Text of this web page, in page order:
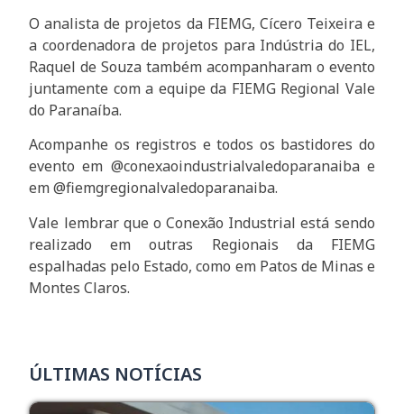
O analista de projetos da FIEMG, Cícero Teixeira e
a coordenadora de projetos para Indústria do IEL,
Raquel de Souza também acompanharam o evento
juntamente com a equipe da FIEMG Regional Vale
do Paranaíba.
Acompanhe os registros e todos os bastidores do
evento em @conexaoindustrialvaledoparanaiba e
em @fiemgregionalvaledoparanaiba.
Vale lembrar que o Conexão Industrial está sendo
realizado em outras Regionais da FIEMG
espalhadas pelo Estado, como em Patos de Minas e
Montes Claros.
ÚLTIMAS NOTÍCIAS